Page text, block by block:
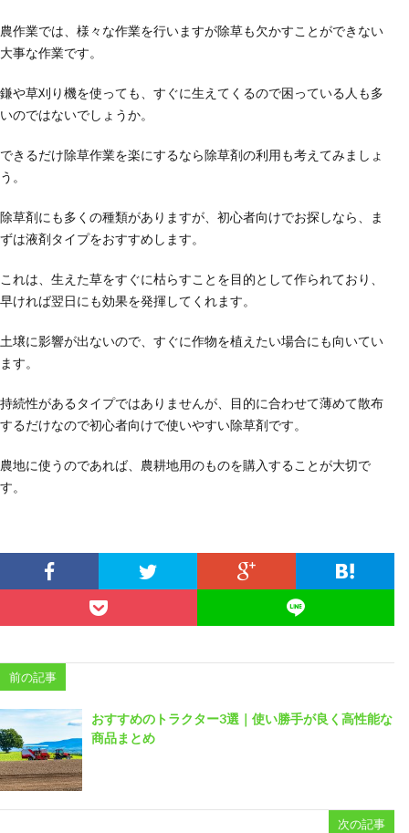
農作業では、様々な作業を行いますが除草も欠かすことができない
大事な作業です。
鎌や草刈り機を使っても、すぐに生えてくるので困っている人も多
いのではないでしょうか。
できるだけ除草作業を楽にするなら除草剤の利用も考えてみましょ
う。
除草剤にも多くの種類がありますが、初心者向けでお探しなら、ま
ずは液剤タイプをおすすめします。
これは、生えた草をすぐに枯らすことを目的として作られており、
早ければ翌日にも効果を発揮してくれます。
土壌に影響が出ないので、すぐに作物を植えたい場合にも向いてい
ます。
持続性があるタイプではありませんが、目的に合わせて薄めて散布
するだけなので初心者向けで使いやすい除草剤です。
農地に使うのであれば、農耕地用のものを購入することが大切で
す。
前の記事
おすすめのトラクター3選｜使い勝手が良く高性能な
商品まとめ
次の記事